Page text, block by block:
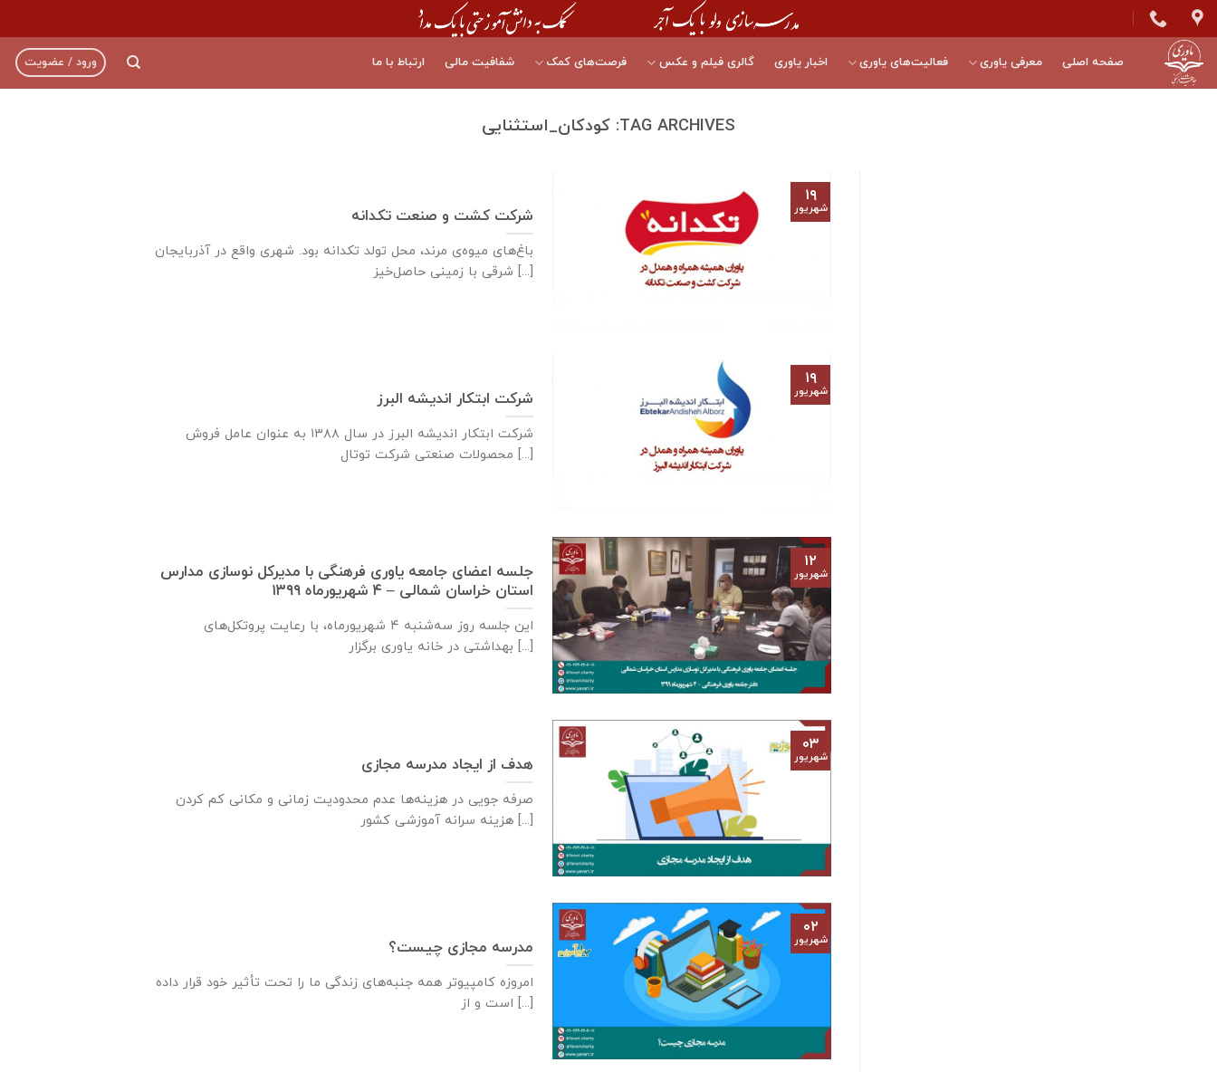
Skip
to
content
صفحه اصلی معرفی یاوری فعالیت‌های یاوری اخبار یاوری گالری فیلم و عکس فرصت‌های کمک شفافیت مالی ارتباط با ما ورود / عضویت
TAG ARCHIVES: کودکان_استثنایی
شرکت کشت و صنعت تکدانه
باغ‌های میوه‌ی مرند، محل تولد تکدانه بود. شهری واقع در آذربایجان
شرقی با زمینی حاصل‌خیز [...]
۱۹
شهریور
شرکت ابتکار اندیشه البرز
شركت ابتكار اندیشه البرز در سال ١٣٨٨ به عنوان عامل فروش
محصولات صنعتی شركت توتال [...]
۱۹
شهریور
جلسه اعضای جامعه ياوری فرهنگی با مدیركل نوسازی مدارس
استان خراسان شمالی – ٤ شهریورماه ۱۳۹۹
بهداشتی در خانه ياوری برگزار [...]
۱۲
شهریور
هدف از ايجاد مدرسه مجازی
صرفه جويی در هزينه‌ها عدم محدوديت زمانی و مكانی كم كردن
هزينه سرانه آموزشی كشور [...]
۰۳
شهریور
مدرسه مجازی چیست؟
امروزه کامپیوتر همه جنبه‌های زندگی ما را تحت تأثیر خود قرار داده
است و از [...]
۰۲
شهریور